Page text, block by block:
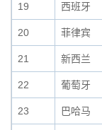
19 西班牙
20 菲律宾
21 新西兰
22 葡萄牙
23 巴哈马